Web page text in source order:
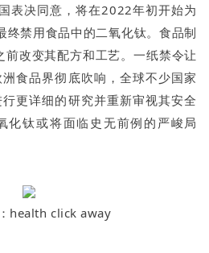
表决同意，将在2022年初开始为
终禁用食品中的二氧化钛。食品制
改变其配方和工艺。一纸禁令让
食品界彻底吹响，全球不少国家
更详细的研究并重新审视其安全
化钛或将面临史无前例的严峻局
health click away